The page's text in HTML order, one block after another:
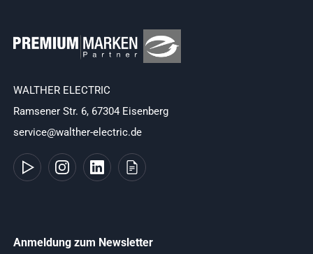
WALTHER ELECTRIC
Ramsener Str. 6, 67304 Eisenberg
service@walther-electric.de
Anmeldung zum Newsletter